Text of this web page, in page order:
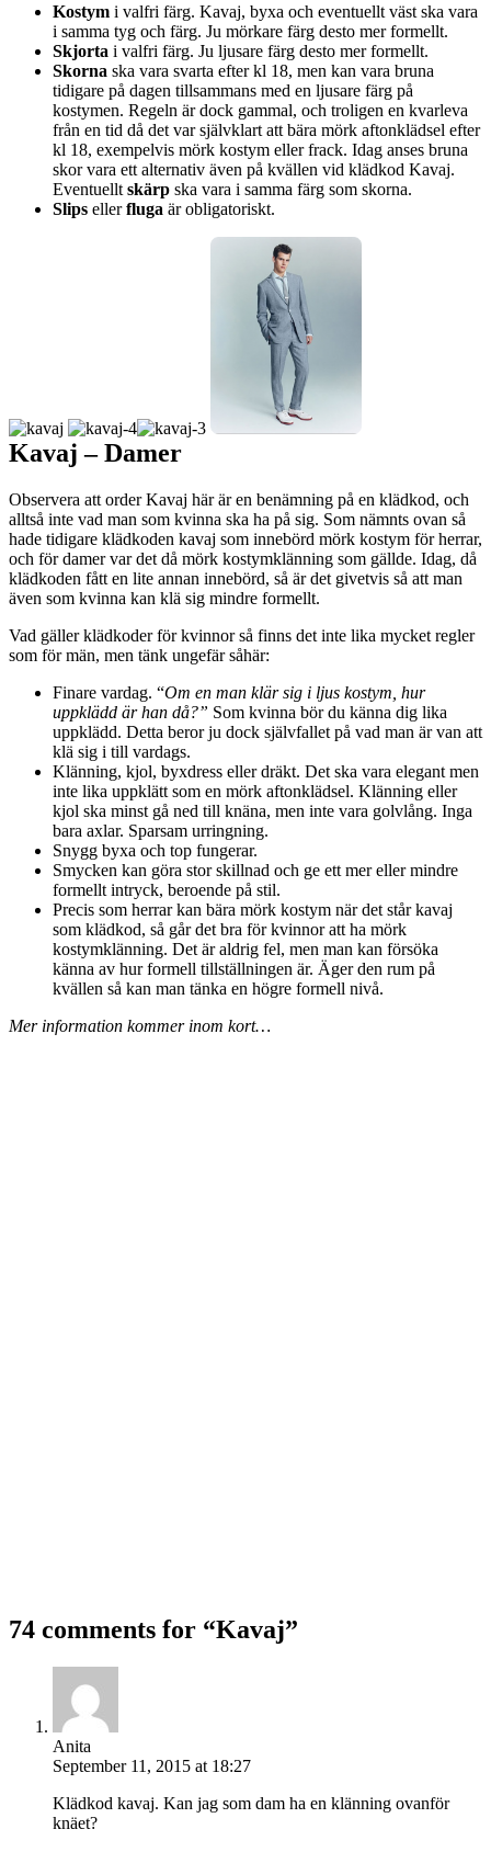
Kostym i valfri färg. Kavaj, byxa och eventuellt väst ska vara
i samma tyg och färg. Ju mörkare färg desto mer formellt.
Skjorta i valfri färg. Ju ljusare färg desto mer formellt.
Skorna ska vara svarta efter kl 18, men kan vara bruna
tidigare på dagen tillsammans med en ljusare färg på
kostymen. Regeln är dock gammal, och troligen en kvarleva
från en tid då det var självklart att bära mörk aftonklädsel efter
kl 18, exempelvis mörk kostym eller frack. Idag anses bruna
skor vara ett alternativ även på kvällen vid klädkod Kavaj.
Eventuellt skärp ska vara i samma färg som skorna.
Slips ellerfluga är obligatoriskt.
Kavaj – Damer
Observera att order Kavaj här är en benämning på en klädkod, och
alltså inte vad man som kvinna ska ha på sig. Som nämnts ovan så
hade tidigare klädkoden kavaj som innebörd mörk kostym för herrar,
och för damer var det då mörk kostymklänning som gällde. Idag, då
klädkoden fått en lite annan innebörd, så är det givetvis så att man
även som kvinna kan klä sig mindre formellt.
Vad gäller klädkoder för kvinnor så finns det inte lika mycket regler
som för män, men tänk ungefär såhär:
Finare vardag. “Om en man klär sig i ljus kostym, hur
uppklädd är han då?” Som kvinna bör du känna dig lika
uppklädd. Detta beror ju dock självfallet på vad man är van att
klä sig i till vardags.
Klänning, kjol, byxdress eller dräkt. Det ska vara elegant men
inte lika uppklätt som en mörk aftonklädsel. Klänning eller
kjol ska minst gå ned till knäna, men inte vara golvlång. Inga
bara axlar. Sparsam urringning.
Snygg byxa och top fungerar.
Smycken kan göra stor skillnad och ge ett mer eller mindre
formellt intryck, beroende på stil.
Precis som herrar kan bära mörk kostym när det står kavaj
som klädkod, så går det bra för kvinnor att ha mörk
kostymklänning. Det är aldrig fel, men man kan försöka
känna av hur formell tillställningen är. Äger den rum på
kvällen så kan man tänka en högre formell nivå.
Mer information kommer inom kort…
74 comments for “Kavaj”
Anita
September 11, 2015 at 18:27
Klädkod kavaj. Kan jag som dam ha en klänning ovanför
knäet?